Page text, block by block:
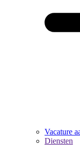
Vacature
Diensten